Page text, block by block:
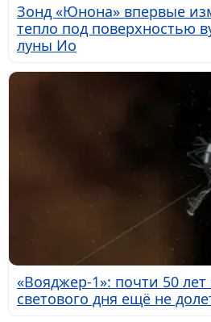
Зонд «Юнона» впервые
тепло под поверхностью
луны Ио
«Вояджер-1»: почти 50 лет
светового дня ещё не